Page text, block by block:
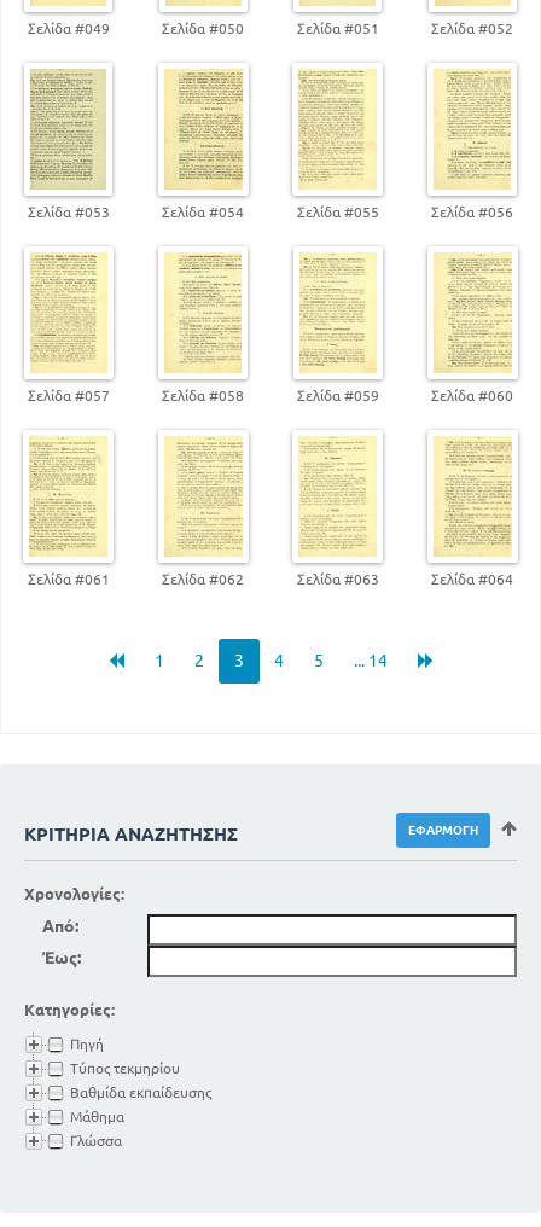
Σελίδα #049 Σελίδα #050 Σελίδα #051 Σελίδα #052
Σελίδα #053 Σελίδα #054 Σελίδα #055 Σελίδα #056
Σελίδα #057 Σελίδα #058 Σελίδα #059 Σελίδα #060
Σελίδα #061 Σελίδα #062 Σελίδα #063 Σελίδα #064
1 2 3 4 5 ... 14
ΚΡΙΤΉΡΙΑ ΑΝΑΖΉΤΗΣΗΣ
Χρονολογίες:
Από:
Έως:
Κατηγορίες:
Πηγή
Τύπος τεκμηρίου
Βαθμίδα εκπαίδευσης
Μάθημα
Γλώσσα